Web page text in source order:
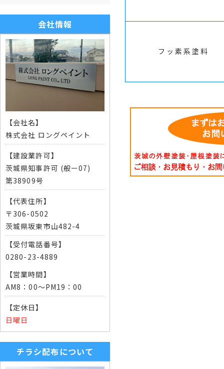
フッ素系塗料
会社情報
【会社名】
株式会社 ロングペイント
【建設業許可】
茨城県知事許可 (般ー07)
第38909号
【代表住所】
〒306-0502
茨城県坂東市山482-4
【受付電話番号】
0280-23-4889
【営業時間】
AM8：00～PM19：00
【定休日】
日曜日
チラシ配布について